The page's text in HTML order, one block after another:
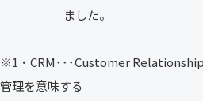
ました。
※1・CRM･･･Customer
管理を意味する